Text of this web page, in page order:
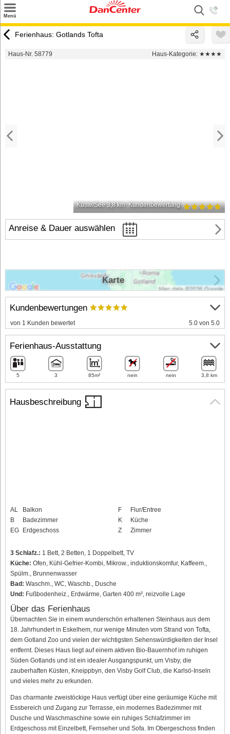
Menü
Urlaubsziele
Ferienhaus: Gotlands Tofta
Haus-Nr. 58779 Haus-Kategorie: ★★★★
Küste/See 3,8 km Kundenbewertung
Anreise & Dauer auswählen
Hausbeschreibung
AL
Balkon
B
Badezimmer
EG Erdgeschoss
F
Flur/Entree
K
Küche
Z
Zimmer
3 Schlafz.: 1 Bett, 2 Betten, 1 Doppelbett, TV
Küche: Ofen, Kühl-Gefrier-Kombi, Mikrow., induktionskomfur, Kaffeem.,
Spülm., Brunnenwasser
Bad: Waschm., WC, Waschb., Dusche
Und: Fußbodenheiz., Erdwärme, Garten 400 m², reizvolle Lage
Über das Ferienhaus
Übernachten Sie in einem wunderschön erhaltenen Steinhaus aus dem
18. Jahrhundert in Eskelhem, nur wenige Minuten vom Strand von Tofta,
dem Gotland Zoo und vielen der wichtigsten Sehenswürdigkeiten der Insel
entfernt. Dieses Haus liegt auf einem aktiven Bio-Bauernhof im ruhigen
Süden Gotlands und ist ein idealer Ausgangspunkt, um Visby, die
zauberhaften Küsten, Kneippbyn, den Visby Golf Club, die Karlsö-Inseln
und vieles mehr zu erkunden.
Das charmante zweistöckige Haus verfügt über eine geräumige Küche mit
Essbereich und Zugang zur Terrasse, ein modernes Badezimmer mit
Dusche und Waschmaschine sowie ein ruhiges Schlafzimmer im
Erdgeschoss mit Einzelbett, Fernseher und Sofa. Im Obergeschoss finden
Kundenbewertungen
von 1 Kunden bewertet 5.0 von 5.0
Ferienhaus-Ausstattung
5 3 85m² nein nein 3,8 km
Karte